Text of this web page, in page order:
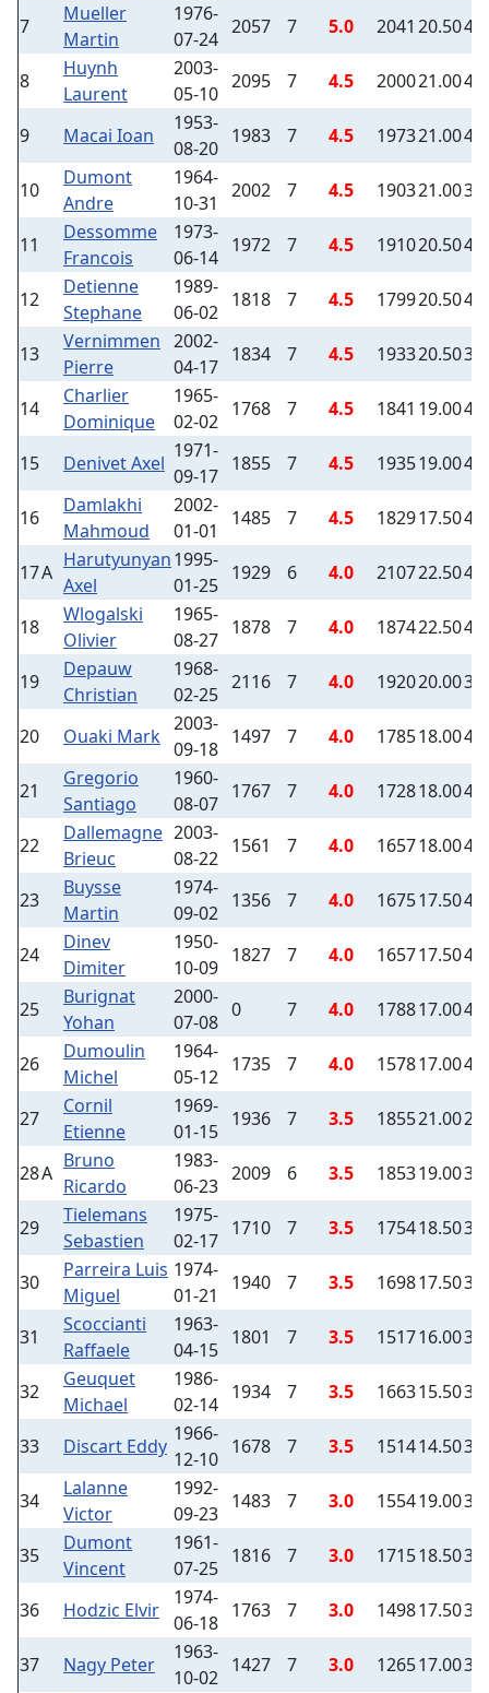
7
Mueller
Martin
1976-
07-24
2057 7 5.0 2041 20.504
8
Huynh
Laurent
2003-
05-10
2095 7 4.5 200021.004
9 Macai Ioan
1953-
08-20
1983 7 4.5 197321.004
10
Dumont
Andre
1964-
10-31
2002 7 4.5 190321.003
11
Dessomme
Francois
1973-
06-14
1972 7 4.5 191020.504
12
Detienne
Stephane
1989-
06-02
1818 7 4.5 179920.504
13
Vernimmen
Pierre
2002-
04-17
1834 7 4.5 193320.503
14
Charlier
Dominique
1965-
02-02
1768 7 4.5 1841 19.004
15 Denivet Axel
1971-
09-17
1855 7 4.5 193519.004
16
Damlakhi
Mahmoud
2002-
01-01
1485 7 4.5 182917.504
17A
Harutyunyan
Axel
1995-
01-25
1929 6 4.0 210722.504
18
Wlogalski
Olivier
1965-
08-27
1878 7 4.0 187422.504
19
Depauw
Christian
1968-
02-25
2116 7 4.0 192020.003
20 Ouaki Mark
2003-
09-18
1497 7 4.0 178518.004
21
Gregorio
Santiago
1960-
08-07
1767 7 4.0 172818.004
22
Dallemagne
Brieuc
2003-
08-22
1561 7 4.0 165718.004
23
Buysse
Martin
1974-
09-02
1356 7 4.0 167517.504
24
Dinev
Dimiter
1950-
10-09
1827 7 4.0 165717.504
25
Burignat
Yohan
2000-
07-08
0 7 4.0 178817.004
26
Dumoulin
Michel
1964-
05-12
1735 7 4.0 157817.004
27
Cornil
Etienne
1969-
01-15
1936 7 3.5 185521.002
28A
Bruno
Ricardo
1983-
06-23
2009 6 3.5 185319.003
29
Tielemans
Sebastien
1975-
02-17
1710 7 3.5 175418.503
30
Parreira Luis
Miguel
1974-
01-21
1940 7 3.5 169817.503
31
Scoccianti
Raffaele
1963-
04-15
1801 7 3.5 151716.003
32
Geuquet
Michael
1986-
02-14
1934 7 3.5 166315.503
33 Discart Eddy
1966-
12-10
1678 7 3.5 151414.503
34
Lalanne
Victor
1992-
09-23
1483 7 3.0 155419.003
35
Dumont
Vincent
1961-
07-25
1816 7 3.0 171518.503
36 Hodzic Elvir
1974-
06-18
1763 7 3.0 149817.503
37 Nagy Peter
1963-
10-02
1427 7 3.0 126517.003